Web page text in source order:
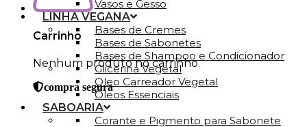
Carrinho
Nenhum produto no carrinho.
compra segura
Vasos e Gesso
LINHA VEGANA
Bases de Cremes
Bases de Sabonetes
Bases de Shampoo e Condicionador
Glicerina Vegetal
Oleo Carreador Vegetal
Óleos Essenciais
SABOARIA
Corante e Pigmento para Sabonete